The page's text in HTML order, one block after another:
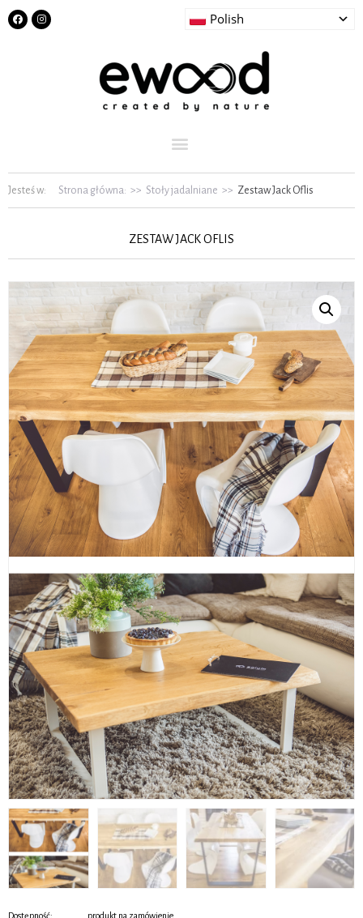
Polish
Jesteś w: Strona główna: >> Stoły jadalniane >> Zestaw Jack Oflis
ZESTAW JACK OFLIS
Dostępność: produkt na zamówienie